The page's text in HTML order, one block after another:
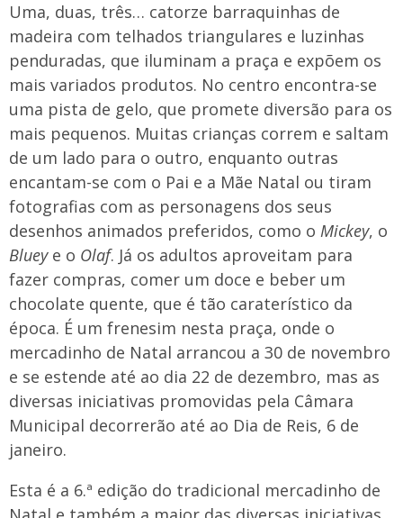
Uma, duas, três… catorze barraquinhas de
madeira com telhados triangulares e luzinhas
penduradas, que iluminam a praça e expõem os
mais variados produtos. No centro encontra-se
uma pista de gelo, que promete diversão para os
mais pequenos. Muitas crianças correm e saltam
de um lado para o outro, enquanto outras
encantam-se com o Pai e a Mãe Natal ou tiram
fotografias com as personagens dos seus
desenhos animados preferidos, como o Mickey, o
Bluey e o Olaf. Já os adultos aproveitam para
fazer compras, comer um doce e beber um
chocolate quente, que é tão caraterístico da
época. É um frenesim nesta praça, onde o
mercadinho de Natal arrancou a 30 de novembro
e se estende até ao dia 22 de dezembro, mas as
diversas iniciativas promovidas pela Câmara
Municipal decorrerão até ao Dia de Reis, 6 de
janeiro.
Esta é a 6.ª edição do tradicional mercadinho de